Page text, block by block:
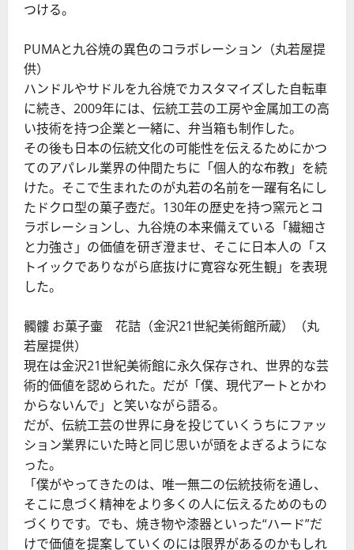
つける。
PUMAと九谷焼の異色のコラボレーション（丸若屋提
供）
ハンドルやサドルを九谷焼でカスタマイズした自転車
に続き、2009年には、伝統工芸の工房や金属加工の高
い技術を持つ企業と一緒に、弁当箱も制作した。
その後も日本の伝統文化の可能性を伝えるためにかつ
てのアパレル業界の仲間たちに「個人的な布教」を続
けた。そこで生まれたのが丸若の名前を一躍有名にし
たドクロ型の菓子壺だ。130年の歴史を持つ窯元とコ
ラボレーションし、九谷焼の本来備えている「繊細さ
と力強さ」の価値を研ぎ澄ませ、そこに日本人の「ス
トイックでありながら底抜けに寛容な死生観」を表現
した。
髑髏 お菓子壷 花詰（金沢21世紀美術館所蔵）（丸
若屋提供）
現在は金沢21世紀美術館に永久保存され、世界的な芸
術的価値を認められた。だが「僕、現代アートとかわ
からないんで」と笑いながら語る。
だが、伝統工芸の世界に身を投じていくうちにファッ
ション業界にいた時と同じ思いが頭をよぎるようにな
った。
「僕がやってきたのは、唯一無二の伝統技術を通し、
そこに息づく精神をより多くの人に伝えるためのもの
づくりです。でも、焼き物や漆器といった“ハード”だ
けで価値を提案していくのには限界があるのかもしれ